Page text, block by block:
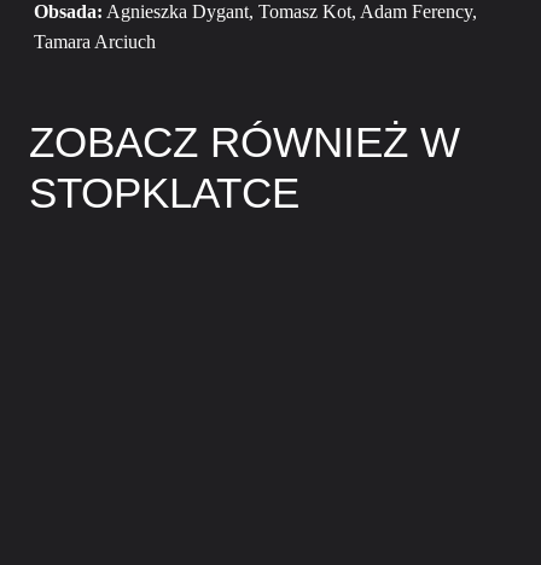
Obsada: Agnieszka Dygant, Tomasz Kot, Adam Ferency,
Tamara Arciuch
ZOBACZ RÓWNIEŻ W
STOPKLATCE